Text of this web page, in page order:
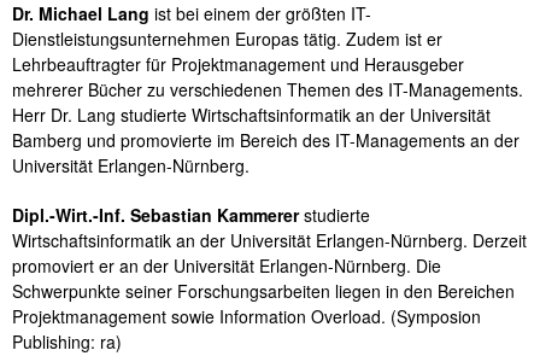
Dr. Michael Lang ist bei einem der größten IT-
Dienstleistungsunternehmen Europas tätig. Zudem ist er
Lehrbeauftragter für Projektmanagement und Herausgeber
mehrerer Bücher zu verschiedenen Themen des IT-Managements.
Herr Dr. Lang studierte Wirtschaftsinformatik an der Universität
Bamberg und promovierte im Bereich des IT-Managements an der
Universität Erlangen-Nürnberg.
Dipl.-Wirt.-Inf. Sebastian Kammererstudierte
Wirtschaftsinformatik an der Universität Erlangen-Nürnberg. Derzeit
promoviert er an der Universität Erlangen-Nürnberg. Die
Schwerpunkte seiner Forschungsarbeiten liegen in den Bereichen
Projektmanagement sowie Information Overload. (Symposion
Publishing: ra)